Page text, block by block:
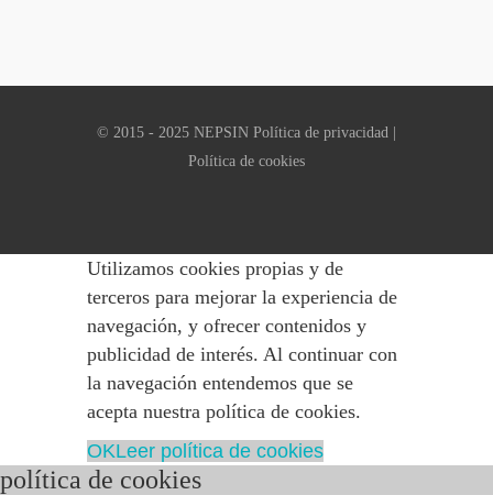
© 2015 - 2025 NEPSIN Política de privacidad
Política de cookies
Utilizamos cookies propias y de
terceros para mejorar la experiencia de
navegación, y ofrecer contenidos y
publicidad de interés. Al continuar con
la navegación entendemos que se
acepta nuestra política de cookies.
OKLeer política de cookies
política de cookies